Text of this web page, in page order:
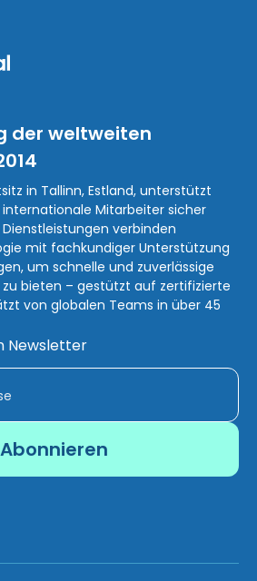
der weltweiten
in Tallinn, Estland, unterstützt
Mitarbeiter sicher
verbinden
mit fachkundiger Unterstützung
um schnelle und zuverlässige
bieten – gestützt auf zertifizierte
von globalen Teams in über 45
Newsletter